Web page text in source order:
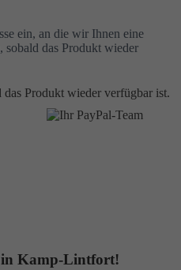
ein, an die wir Ihnen eine
sobald das Produkt wieder
Produkt wieder verfügbar ist.
in Kamp-Lintfort!